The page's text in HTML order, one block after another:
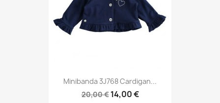
Minibanda 3J768 Cardigan...
20,00 € 14,00 €